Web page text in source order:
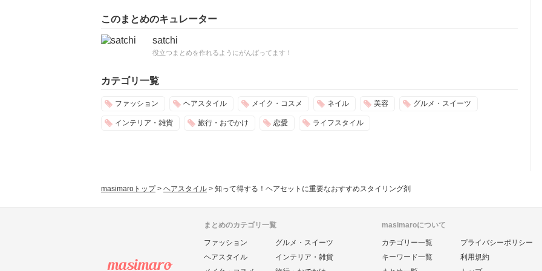
このまとめのキュレーター
satchi
役立つまとめを作れるようにがんばってます！
カテゴリ一覧
ファッション ヘアスタイル メイク・コスメ ネイル 美容 グルメ・スイーツ
インテリア・雑貨 旅行・おでかけ 恋愛 ライフスタイル
masimaroトップ> ヘアスタイル > 知って得する！ヘアセットに重要なおすすめスタイリング剤
まとめのカテゴリ一覧
ファッション
ヘアスタイル
グルメ・スイーツ
インテリア・雑貨
masimaroについて
カテゴリー一覧
キーワード一覧
プライバシーポリシー
利用規約